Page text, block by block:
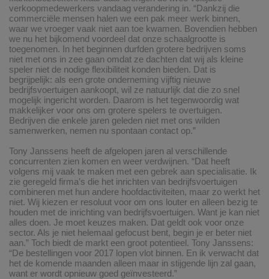
verkoopmedewerkers vandaag verandering in. “Dankzij die
commerciële mensen halen we een pak meer werk binnen,
waar we vroeger vaak niet aan toe kwamen. Bovendien hebben
we nu het bijkomend voordeel dat onze schaalgrootte is
toegenomen. In het beginnen durfden grotere bedrijven soms
niet met ons in zee gaan omdat ze dachten dat wij als kleine
speler niet de nodige flexibiliteit konden bieden. Dat is
begrijpelijk: als een grote onderneming vijftig nieuwe
bedrijfsvoertuigen aankoopt, wil ze natuurlijk dat die zo snel
mogelijk ingericht worden. Daarom is het tegenwoordig wat
makkelijker voor ons om grotere spelers te overtuigen.
Bedrijven die enkele jaren geleden niet met ons wilden
samenwerken, nemen nu spontaan contact op.”
Tony Janssens heeft de afgelopen jaren al verschillende
concurrenten zien komen en weer verdwijnen. “Dat heeft
volgens mij vaak te maken met een gebrek aan specialisatie. Ik
zie geregeld firma’s die het inrichten van bedrijfsvoertuigen
combineren met hun andere hoofdactiviteiten, maar zo werkt het
niet. Wij kiezen er resoluut voor om ons louter en alleen bezig te
houden met de inrichting van bedrijfsvoertuigen. Want je kan niet
alles doen. Je moet keuzes maken. Dat geldt ook voor onze
sector. Als je niet helemaal gefocust bent, begin je er beter niet
aan.” Toch biedt de markt een groot potentieel. Tony Janssens:
“De bestellingen voor 2017 lopen vlot binnen. En ik verwacht dat
het de komende maanden alleen maar in stijgende lijn zal gaan,
want er wordt opnieuw goed geïnvesteerd.”